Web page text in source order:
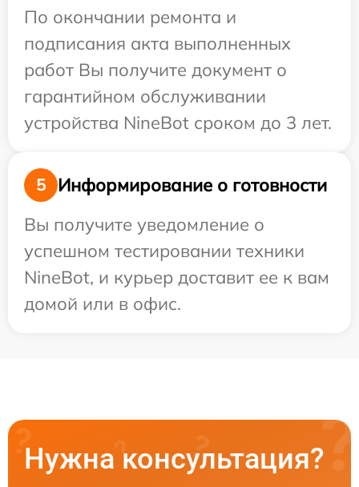
По окончании ремонта и
подписания акта выполненных
работ Вы получите документ о
гарантийном обслуживании
устройства NineBot сроком до 3 лет.
5
Информирование о готовности
Вы получите уведомление о
успешном тестировании техники
NineBot, и курьер доставит ее к вам
домой или в офис.
Нужна консультация?